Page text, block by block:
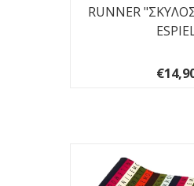
RUNNER